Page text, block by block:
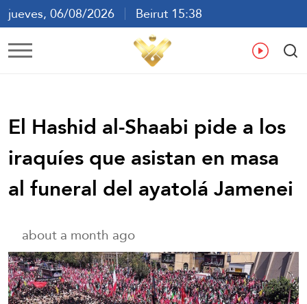
jueves, 06/08/2026
Beirut 15:38
ع En
El Hashid al-Shaabi pide a los
iraquíes que asistan en masa
al funeral del ayatolá Jamenei
about a month ago